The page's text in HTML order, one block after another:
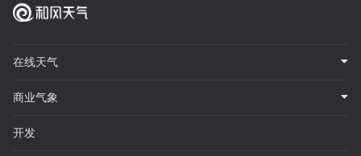
在线天气
商业气象
开发